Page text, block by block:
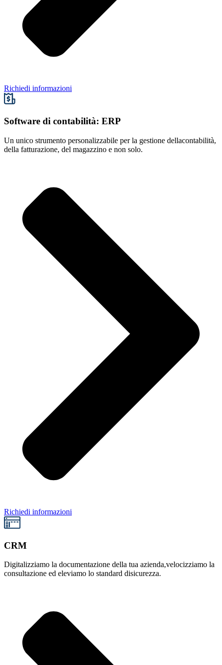
Richiedi informazioni
Software di contabilità: ERP
Un unico strumento personalizzabile per la gestione dellacontabilità,
della fatturazione, del magazzino e non solo.
Richiedi informazioni
CRM
Digitalizziamo la documentazione della tua azienda,velocizziamo la
consultazione ed eleviamo lo standard disicurezza.